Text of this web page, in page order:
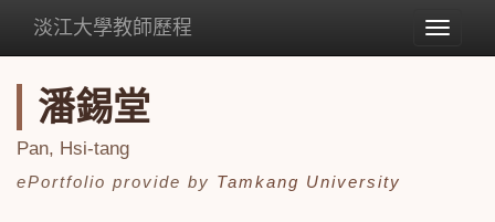
Toggle
淡江大學教師歷程
潘錫堂
Pan, Hsi-tang
ePortfolio provide by Tamkang University